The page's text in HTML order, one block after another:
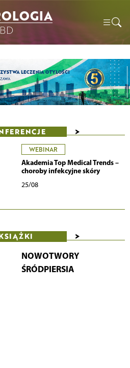
>
WEBINAR
Akademia Top Medical Trends –
choroby infekcyjne skóry
25/08
>
NOWOTWORY
ŚRÓDPIERSIA